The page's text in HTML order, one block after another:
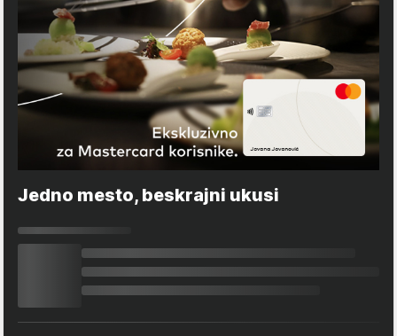
Jedno mesto, beskrajni ukusi